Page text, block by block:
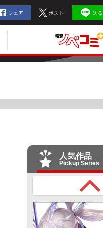
シェア ポスト 送る
人気作品
Pickup Series